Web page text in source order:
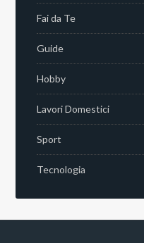
Fai da Te
Guide
Hobby
Lavori Domestici
Sport
Tecnologia